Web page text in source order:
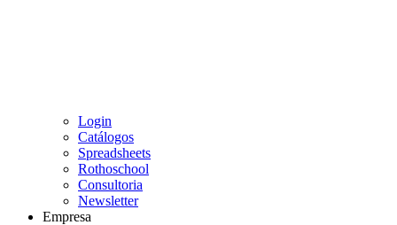
Login
Catálogos
Spreadsheets
Rothoschool
Consultoria
Newsletter
Empresa